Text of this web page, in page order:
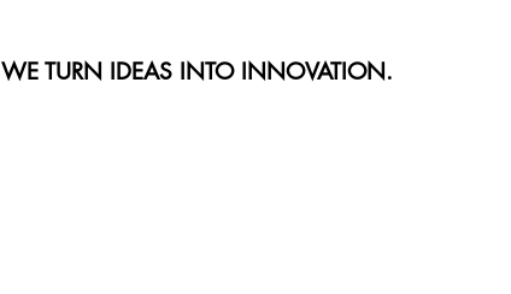
WE TURN IDEAS INTO INNOVATION.